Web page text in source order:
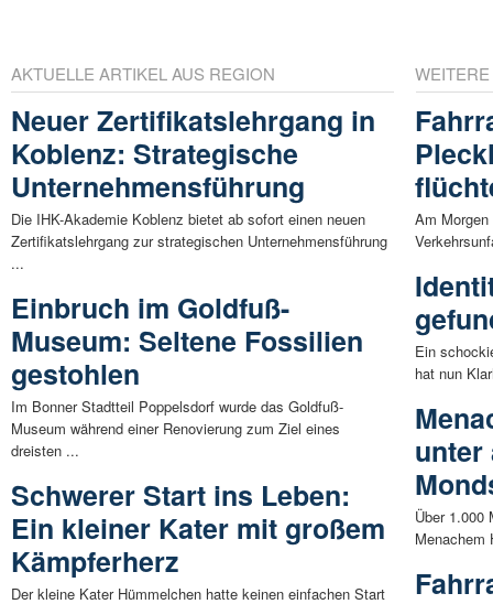
AKTUELLE ARTIKEL AUS REGION
Neuer Zertifikatslehrgang in
Koblenz: Strategische
Unternehmensführung
Die IHK-Akademie Koblenz bietet ab sofort einen neuen
Zertifikatslehrgang zur strategischen Unternehmensführung
...
Einbruch im Goldfuß-
Museum: Seltene Fossilien
gestohlen
Im Bonner Stadtteil Poppelsdorf wurde das Goldfuß-
Museum während einer Renovierung zum Ziel eines
dreisten ...
Schwerer Start ins Leben:
Ein kleiner Kater mit großem
Kämpferherz
Der kleine Kater Hümmelchen hatte keinen einfachen Start
Am
Ein
hat nun
unter
Über 1.000
Menachem